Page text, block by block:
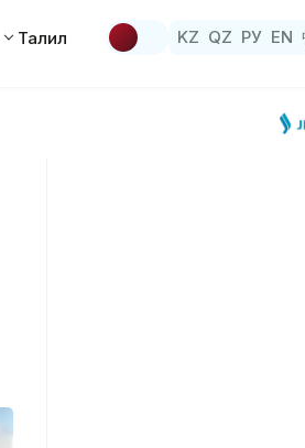
Таҳлил KZ QZ РУ EN